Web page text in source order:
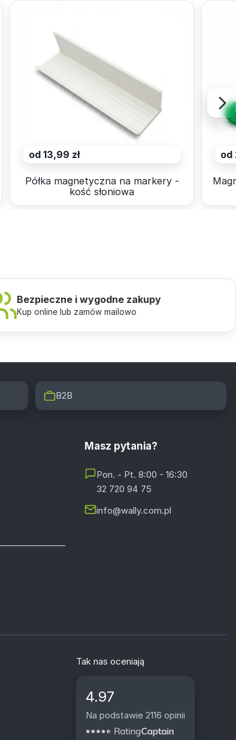
od 13,99 zł
Półka magnetyczna na markery -
kość słoniowa
od
Bezpieczne i wygodne zakupy
Kup online lub zamów mailowo
B2B
Masz pytania?
Pon. - Pt. 8:00 - 16:30
32 720 94 75
info@wally.com.pl
Tak nas oceniają
4.97
Na podstawie 2116 opinii